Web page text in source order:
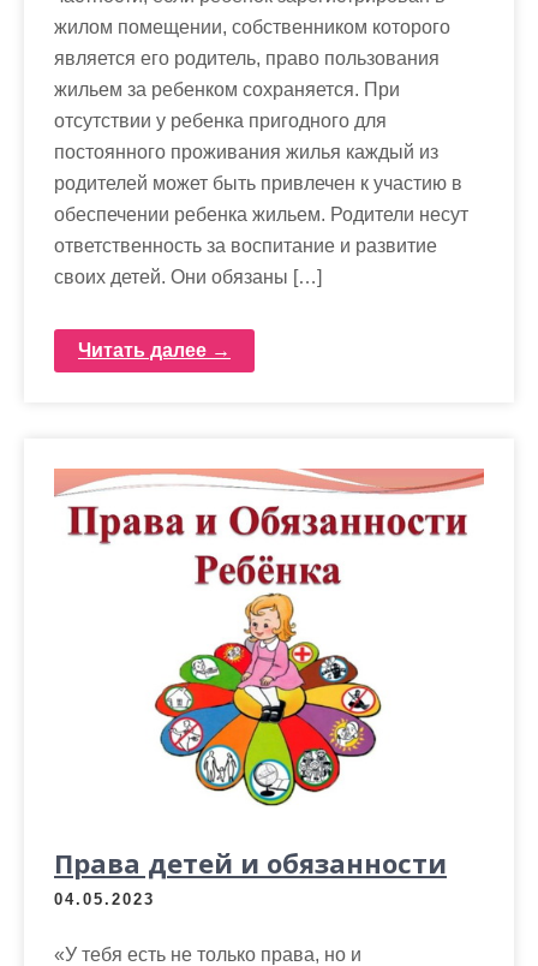
жилом помещении, собственником которого
является его родитель, право пользования
жильем за ребенком сохраняется. При
отсутствии у ребенка пригодного для
постоянного проживания жилья каждый из
родителей может быть привлечен к участию в
обеспечении ребенка жильем. Родители несут
ответственность за воспитание и развитие
своих детей. Они обязаны […]
Читать далее →
Права детей и обязанности
04.05.2023
«У тебя есть не только права, но и